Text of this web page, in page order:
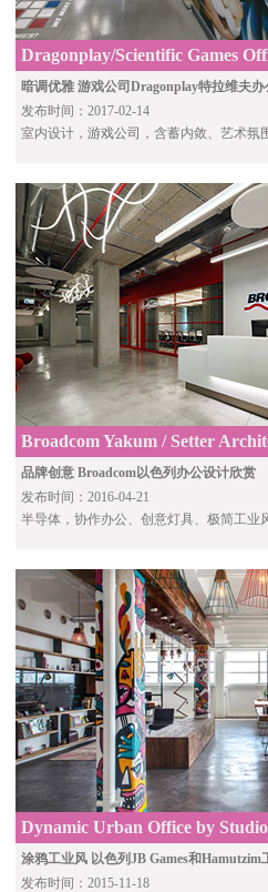
Dragonplay/Scientific Games
Ramat Ga
暗调优雅 游戏公司Dragonplay特拉维夫
发布时间：2017-02-14
室内设计， 游戏公司 ，含蓄内敛、艺术氛
Broadcom Yakum / Setter
品牌创意 Broadcom以色列办公设计欣赏
发布时间：2016-04-21
半导体，协作办公、创意灯具、极简工业
Dynamic Urban Office by
涂鸦工业风 以色列JB Games和Hamutzim
发布时间：2015-11-18